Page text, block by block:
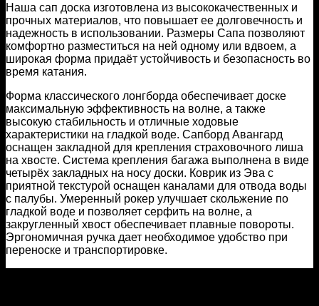
Наша сап доска изготовлена из высококачественных и
прочных материалов, что повышает ее долговечность и
надежность в использовании. Размеры Сапа позволяют
комфортно разместиться на ней одному или вдвоем, а
широкая форма придаёт устойчивость и безопасность во
время катания.
Форма классического лонгборда обеспечивает доске
максимальную эффективность на волне, а также
высокую стабильность и отличные ходовые
характеристики на гладкой воде. Сапборд Авангард
оснащен закладной для крепления страховочного лиша
на хвосте. Система крепления багажа выполнена в виде
четырёх закладных на носу доски. Коврик из Эва с
приятной текстурой оснащен каналами для отвода воды
с палубы. Умеренный рокер улучшает скольжение по
гладкой воде и позволяет серфить на волне, а
закругленный хвост обеспечивает плавные повороты.
Эргономичная ручка дает необходимое удобство при
переноске и транспортировке.